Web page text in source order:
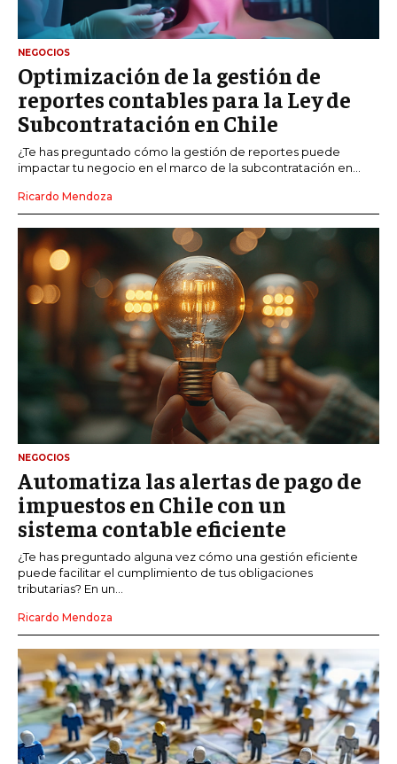
NEGOCIOS
Optimización de la gestión de
reportes contables para la Ley de
Subcontratación en Chile
¿Te has preguntado cómo la gestión de reportes puede
impactar tu negocio en el marco de la subcontratación en...
Ricardo Mendoza
NEGOCIOS
Automatiza las alertas de pago de
impuestos en Chile con un
sistema contable eficiente
¿Te has preguntado alguna vez cómo una gestión eficiente
puede facilitar el cumplimiento de tus obligaciones
tributarias? En un...
Ricardo Mendoza